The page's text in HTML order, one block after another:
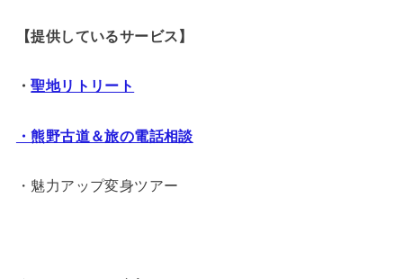
【提供しているサービス】
・聖地リトリート
・熊野古道＆旅の電話相談
・魅力アップ変身ツアー